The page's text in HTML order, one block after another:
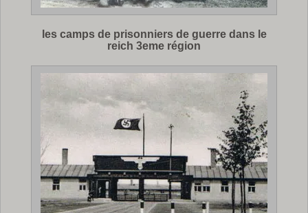
les camps de prisonniers de guerre dans le
reich 3eme région